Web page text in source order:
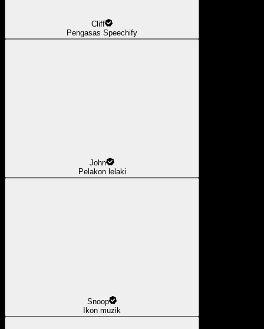
Cliff
Pengasas Speechify
John
Pelakon lelaki
Snoop
Ikon muzik